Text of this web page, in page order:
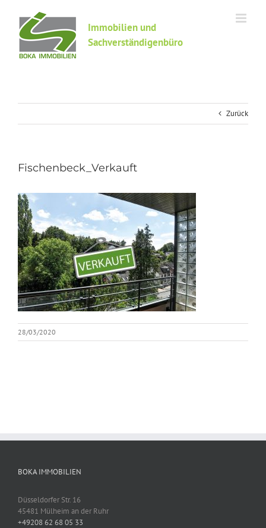
springen
Immobilien und
Sachverständigenbüro
Zurück
Fischenbeck_Verkauft
28/03/2020
BOKA IMMOBILIEN
Düsseldorfer Str. 16
45481 Mülheim an der Ruhr
+49208 62 68 05 33